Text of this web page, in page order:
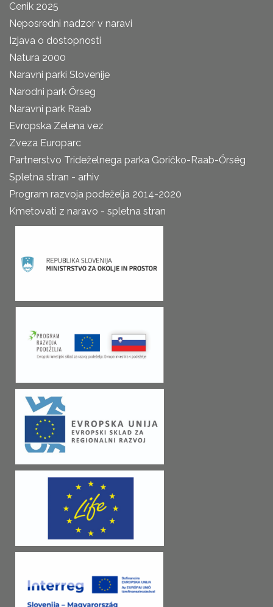
Cenik 2025
Neposredni nadzor v naravi
Izjava o dostopnosti
Natura 2000
Naravni parki Slovenije
Narodni park Őrseg
Naravni park Raab
Evropska Zelena vez
Zveza Europarc
Partnerstvo Trideželnega parka Goričko-Raab-Őrség
Spletna stran - arhiv
Program razvoja podeželja 2014-2020
Kmetovati z naravo - spletna stran